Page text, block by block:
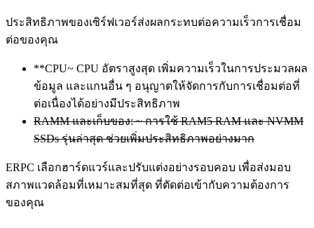
ประสิทธิภาพของเซิร์ฟเวอร์ส่งผลกระทบต่อความเร็วการเชื่อม
ต่อของคุณ
**CPU~ CPU อัตราสูงสุด เพิ่มความเร็วในการประมวลผล
ข้อมูล และแกนอื่น ๆ อนุญาตให้จัดการกับการเชื่อมต่อที่
ต่อเนื่องได้อย่างมีประสิทธิภาพ
RAMM และเก็บของ: ~ การใช้ RAM5 RAM และ NVMM
SSDs รุ่นล่าสุด ช่วยเพิ่มประสิทธิภาพอย่างมาก
ERPC เลือกฮาร์ดแวร์และปรับแต่งอย่างรอบคอบ เพื่อส่งมอบ
สภาพแวดล้อมที่เหมาะสมที่สุด ที่ตัดต่อเข้ากับความต้องการ
ของคุณ